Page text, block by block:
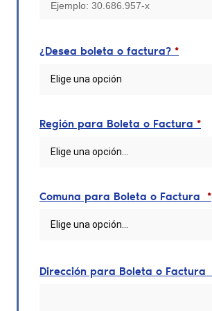
¿Desea boleta o factura? *
Elige una opción
Región para Boleta o Factura *
Elige una opción…
Comuna para Boleta o Factura *
Elige una opción…
Dirección para Boleta o Factura